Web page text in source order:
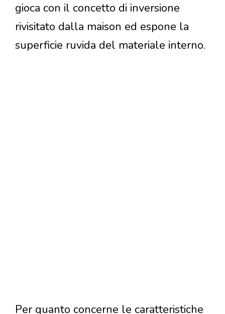
gioca con il concetto di inversione
rivisitato dalla maison ed espone la
superficie ruvida del materiale interno.
Per quanto concerne le caratteristiche